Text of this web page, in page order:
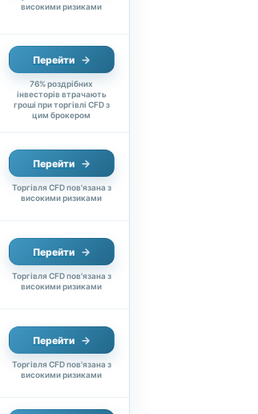
високими ризиками
Перейти
76% роздрібних
інвесторів втрачають
гроші при торгівлі CFD з
цим брокером
Перейти
Торгівля CFD пов'язана з
високими ризиками
Перейти
Торгівля CFD пов'язана з
високими ризиками
Перейти
Торгівля CFD пов'язана з
високими ризиками